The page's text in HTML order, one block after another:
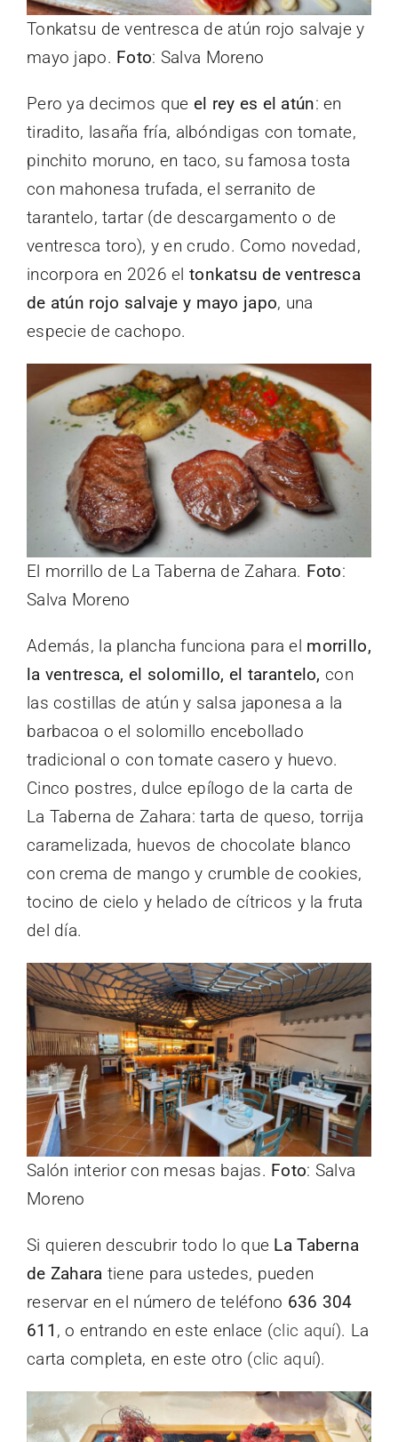
Tonkatsu de ventresca de atún rojo salvaje y
mayo japo. Foto: Salva Moreno
Pero ya decimos que el rey es el atún: en
tiradito, lasaña fría, albóndigas con tomate,
pinchito moruno, en taco, su famosa tosta
con mahonesa trufada, el serranito de
tarantelo, tartar (de descargamento o de
ventresca toro), y en crudo. Como novedad,
incorpora en 2026 el tonkatsu de ventresca
de atún rojo salvaje y mayo japo, una
especie de cachopo.
El morrillo de La Taberna de Zahara. Foto:
Salva Moreno
Además, la plancha funciona para el morrillo,
la ventresca, el solomillo, el tarantelo, con
las costillas de atún y salsa japonesa a la
barbacoa o el solomillo encebollado
tradicional o con tomate casero y huevo.
Cinco postres, dulce epílogo de la carta de
La Taberna de Zahara: tarta de queso, torrija
caramelizada, huevos de chocolate blanco
con crema de mango y crumble de cookies,
tocino de cielo y helado de cítricos y la fruta
del día.
Salón interior con mesas bajas. Foto: Salva
Moreno
Si quieren descubrir todo lo que La Taberna
de Zahara tiene para ustedes, pueden
reservar en el número de teléfono 636 304
611 , o entrando en este enlace (clic aquí). La
carta completa, en este otro (clic aquí).